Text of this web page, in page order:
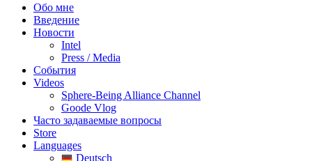
Обо мне
Введение
Новости
Intel
Press / Media
События
Videos
Sphere-Being Alliance Channel
Goode Vlog
Часто задаваемые вопросы
Store
Languages
Deutsch